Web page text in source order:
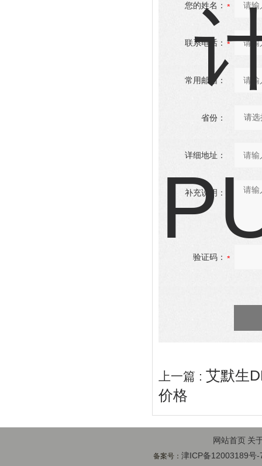
您的姓名：
联系电话：
常用邮箱：
省份：
详细地址：
补充说明：
验证码：
上一篇 : 艾默生
价格
网站首页 关
备案号：津ICP备12003189号-